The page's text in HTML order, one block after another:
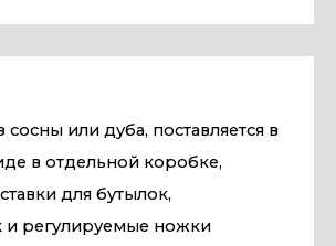
сосны или дуба, поставляется в
в отдельной коробке,
для бутылок,
и регулируемые ножки